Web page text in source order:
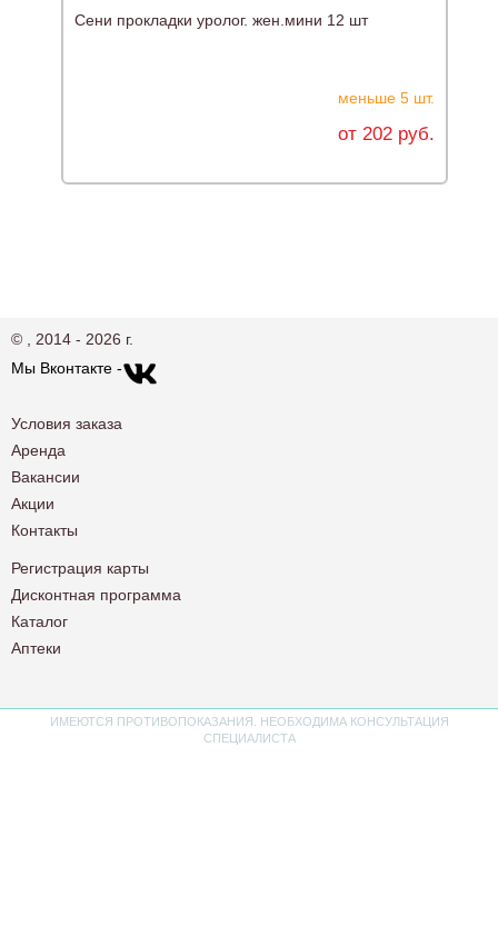
Сени прокладки уролог. жен.мини 12 шт
меньше 5 шт.
от 202 руб.
© , 2014 - 2026 г.
Мы Вконтакте -
Условия заказа
Аренда
Вакансии
Акции
Контакты
Регистрация карты
Дисконтная программа
Каталог
Аптеки
ИМЕЮТСЯ ПРОТИВОПОКАЗАНИЯ. НЕОБХОДИМА КОНСУЛЬТАЦИЯ
СПЕЦИАЛИСТА